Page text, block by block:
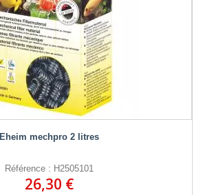
Eheim mechpro 2 litres
Référence : H2505101
26,30 €